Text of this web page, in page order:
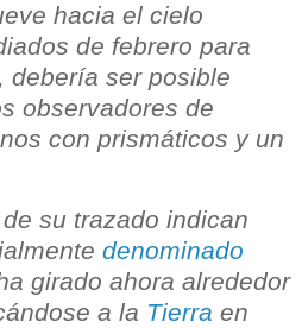
hacia el cielo
de febrero para
debería ser posible
observadores de
con prismáticos y un
de su trazado indican
denominado
girado ahora alrededor
a la Tierra en